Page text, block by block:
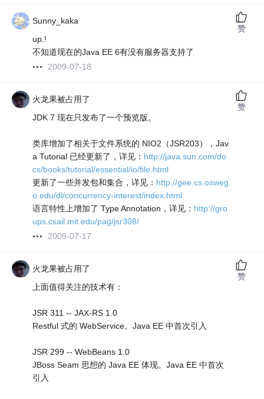
Sunny_kaka
up.!
不知道现在的Java EE 6有没有服务器支持了
2009-07-18
赞
火龙果被占用了
JDK 7 现在只发布了一个预览版。
类库增加了相关于文件系统的 NIO2（JSR203），Jav
a Tutorial 已经更新了，详见： http://java.sun.com/do
cs/books/tutorial/essential/io/file.html
更新了一些并发包和集合，详见： http://gee.cs.osweg
o.edu/dl/concurrency-interest/index.html
语言特性上增加了 Type Annotation，详见： http://gro
ups.csail.mit.edu/pag/jsr308/
2009-07-17
赞
火龙果被占用了
上面值得关注的技术有：
JSR 311 -- JAX-RS 1.0
Restful 式的 WebService。Java EE 中首次引入
JSR 299 -- WebBeans 1.0
JBoss Seam 思想的 Java EE 体现。Java EE 中首次
引入
赞